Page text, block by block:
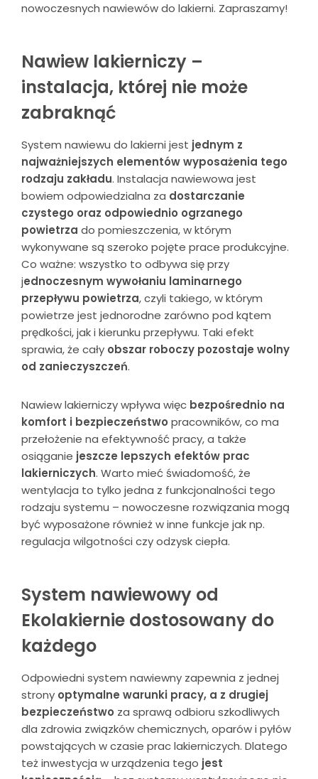
nowoczesnych nawiewów do lakierni. Zapraszamy!
Nawiew lakierniczy –
instalacja, której nie może
zabraknąć
System nawiewu do lakierni jest jednym z
najważniejszych elementów wyposażenia tego
rodzaju zakładu. Instalacja nawiewowa jest
bowiem odpowiedzialna za dostarczanie
czystego oraz odpowiednio ogrzanego
powietrza do pomieszczenia, w którym
wykonywane są szeroko pojęte prace produkcyjne.
Co ważne: wszystko to odbywa się przy
jednoczesnym wywołaniu laminarnego
przepływu powietrza, czyli takiego, w którym
powietrze jest jednorodne zarówno pod kątem
prędkości, jak i kierunku przepływu. Taki efekt
sprawia, że cały obszar roboczy pozostaje wolny
od zanieczyszczeń.
Nawiew lakierniczy wpływa więc bezpośrednio na
komfort i bezpieczeństwo pracowników, co ma
przełożenie na efektywność pracy, a także
osiąganie jeszcze lepszych efektów prac
lakierniczych. Warto mieć świadomość, że
wentylacja to tylko jedna z funkcjonalności tego
rodzaju systemu – nowoczesne rozwiązania mogą
być wyposażone również w inne funkcje jak np.
regulacja wilgotności czy odzysk ciepła.
System nawiewowy od
Ekolakiernie dostosowany do
każdego
Odpowiedni system nawiewny zapewnia z jednej
strony optymalne warunki pracy, a z drugiej
bezpieczeństwo za sprawą odbioru szkodliwych
dla zdrowia związków chemicznych, oparów i pyłów
powstających w czasie prac lakierniczych. Dlatego
też inwestycja w urządzenia tego jest